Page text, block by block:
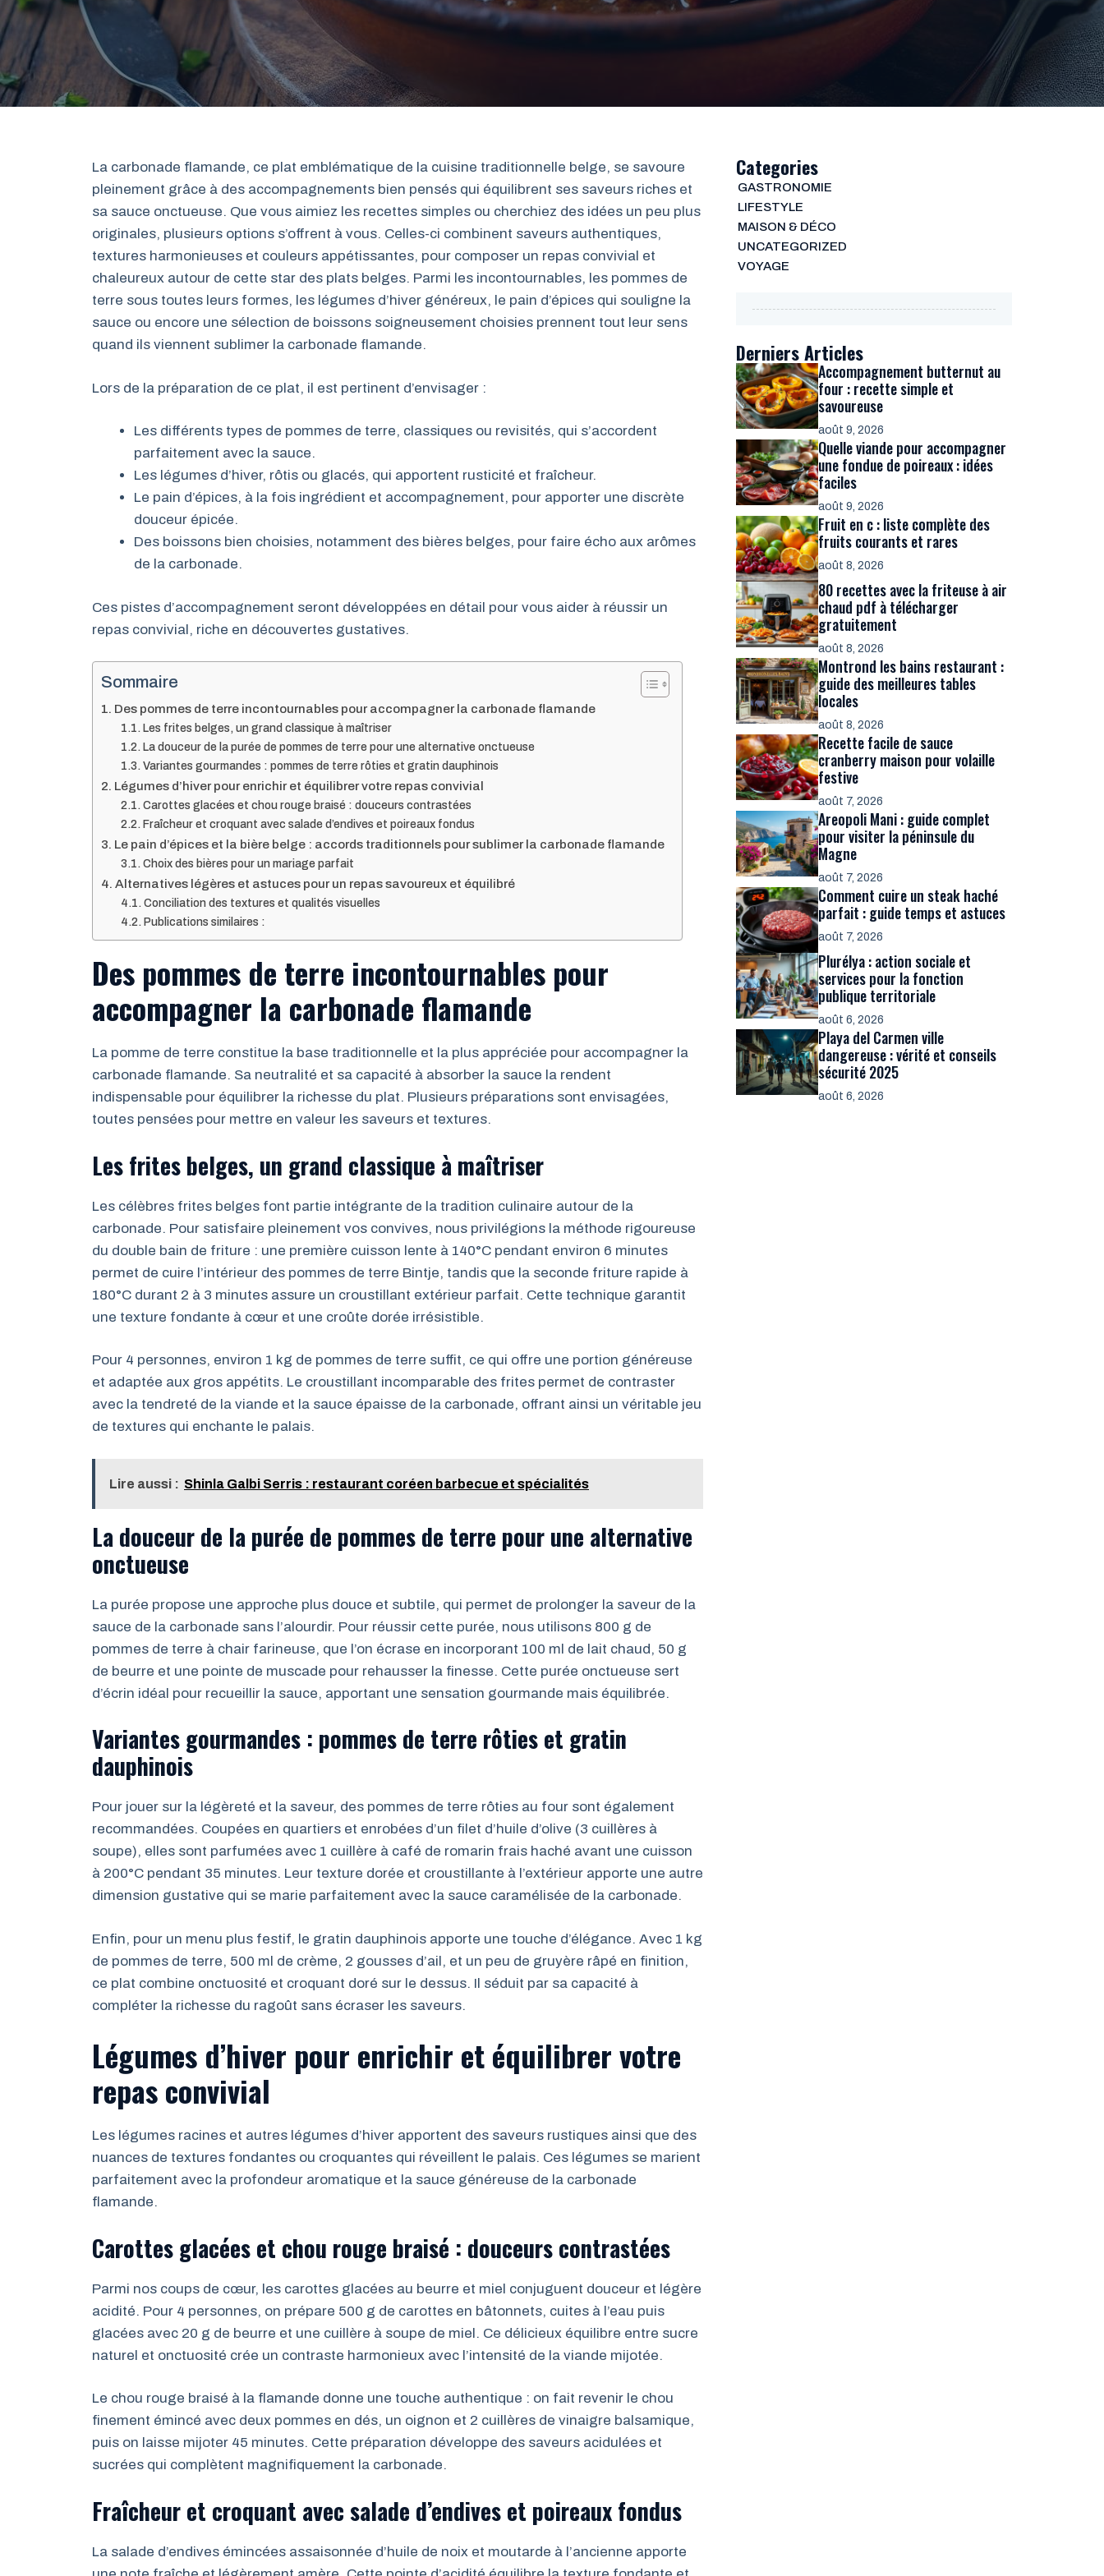
La carbonade flamande, ce plat emblématique de la cuisine traditionnelle belge, se savoure
pleinement grâce à des accompagnements bien pensés qui équilibrent ses saveurs riches et
sa sauce onctueuse. Que vous aimiez les recettes simples ou cherchiez des idées un peu plus
originales, plusieurs options s’offrent à vous. Celles-ci combinent saveurs authentiques,
textures harmonieuses et couleurs appétissantes, pour composer un repas convivial et
chaleureux autour de cette star des plats belges. Parmi les incontournables, les pommes de
terre sous toutes leurs formes, les légumes d’hiver généreux, le pain d’épices qui souligne la
sauce ou encore une sélection de boissons soigneusement choisies prennent tout leur sens
quand ils viennent sublimer la carbonade flamande.
Lors de la préparation de ce plat, il est pertinent d’envisager :
Les différents types de pommes de terre, classiques ou revisités, qui s’accordent
parfaitement avec la sauce.
Les légumes d’hiver, rôtis ou glacés, qui apportent rusticité et fraîcheur.
Le pain d’épices, à la fois ingrédient et accompagnement, pour apporter une discrète
douceur épicée.
Des boissons bien choisies, notamment des bières belges, pour faire écho aux arômes
de la carbonade.
Ces pistes d’accompagnement seront développées en détail pour vous aider à réussir un
repas convivial, riche en découvertes gustatives.
Sommaire
Des pommes de terre incontournables pour accompagner la carbonade flamande
Les frites belges, un grand classique à maîtriser
La douceur de la purée de pommes de terre pour une alternative onctueuse
Variantes gourmandes : pommes de terre rôties et gratin dauphinois
Légumes d’hiver pour enrichir et équilibrer votre repas convivial
Carottes glacées et chou rouge braisé : douceurs contrastées
Fraîcheur et croquant avec salade d’endives et poireaux fondus
Le pain d’épices et la bière belge : accords traditionnels pour sublimer la carbonade flamande
Choix des bières pour un mariage parfait
Alternatives légères et astuces pour un repas savoureux et équilibré
Conciliation des textures et qualités visuelles
Publications similaires :
Des pommes de terre incontournables pour
accompagner la carbonade flamande
La pomme de terre constitue la base traditionnelle et la plus appréciée pour accompagner la
carbonade flamande. Sa neutralité et sa capacité à absorber la sauce la rendent
indispensable pour équilibrer la richesse du plat. Plusieurs préparations sont envisagées,
toutes pensées pour mettre en valeur les saveurs et textures.
Les frites belges, un grand classique à maîtriser
Les célèbres frites belges font partie intégrante de la tradition culinaire autour de la
carbonade. Pour satisfaire pleinement vos convives, nous privilégions la méthode rigoureuse
du double bain de friture : une première cuisson lente à 140°C pendant environ 6 minutes
permet de cuire l’intérieur des pommes de terre Bintje, tandis que la seconde friture rapide à
180°C durant 2 à 3 minutes assure un croustillant extérieur parfait. Cette technique garantit
une texture fondante à cœur et une croûte dorée irrésistible.
Pour 4 personnes, environ 1 kg de pommes de terre suffit, ce qui offre une portion généreuse
et adaptée aux gros appétits. Le croustillant incomparable des frites permet de contraster
avec la tendreté de la viande et la sauce épaisse de la carbonade, offrant ainsi un véritable jeu
de textures qui enchante le palais.
Lire aussi : Shinla Galbi Serris : restaurant coréen barbecue et spécialités
La douceur de la purée de pommes de terre pour une alternative
onctueuse
La purée propose une approche plus douce et subtile, qui permet de prolonger la saveur de la
sauce de la carbonade sans l’alourdir. Pour réussir cette purée, nous utilisons 800 g de
pommes de terre à chair farineuse, que l’on écrase en incorporant 100 ml de lait chaud, 50 g
de beurre et une pointe de muscade pour rehausser la finesse. Cette purée onctueuse sert
d’écrin idéal pour recueillir la sauce, apportant une sensation gourmande mais équilibrée.
Variantes gourmandes : pommes de terre rôties et gratin
dauphinois
Pour jouer sur la légèreté et la saveur, des pommes de terre rôties au four sont également
recommandées. Coupées en quartiers et enrobées d’un filet d’huile d’olive (3 cuillères à
soupe), elles sont parfumées avec 1 cuillère à café de romarin frais haché avant une cuisson
à 200°C pendant 35 minutes. Leur texture dorée et croustillante à l’extérieur apporte une autre
dimension gustative qui se marie parfaitement avec la sauce caramélisée de la carbonade.
Enfin, pour un menu plus festif, le gratin dauphinois apporte une touche d’élégance. Avec 1 kg
de pommes de terre, 500 ml de crème, 2 gousses d’ail, et un peu de gruyère râpé en finition,
ce plat combine onctuosité et croquant doré sur le dessus. Il séduit par sa capacité à
compléter la richesse du ragoût sans écraser les saveurs.
Légumes d’hiver pour enrichir et équilibrer votre
repas convivial
Les légumes racines et autres légumes d’hiver apportent des saveurs rustiques ainsi que des
nuances de textures fondantes ou croquantes qui réveillent le palais. Ces légumes se marient
parfaitement avec la profondeur aromatique et la sauce généreuse de la carbonade
flamande.
Carottes glacées et chou rouge braisé : douceurs contrastées
Parmi nos coups de cœur, les carottes glacées au beurre et miel conjuguent douceur et légère
acidité. Pour 4 personnes, on prépare 500 g de carottes en bâtonnets, cuites à l’eau puis
glacées avec 20 g de beurre et une cuillère à soupe de miel. Ce délicieux équilibre entre sucre
naturel et onctuosité crée un contraste harmonieux avec l’intensité de la viande mijotée.
Le chou rouge braisé à la flamande donne une touche authentique : on fait revenir le chou
finement émincé avec deux pommes en dés, un oignon et 2 cuillères de vinaigre balsamique,
puis on laisse mijoter 45 minutes. Cette préparation développe des saveurs acidulées et
sucrées qui complètent magnifiquement la carbonade.
Fraîcheur et croquant avec salade d’endives et poireaux fondus
La salade d’endives émincées assaisonnée d’huile de noix et moutarde à l’ancienne apporte
Categories
GASTRONOMIE
LIFESTYLE
MAISON & DÉCO
UNCATEGORIZED
VOYAGE
Derniers Articles
Accompagnement butternut au
four : recette simple et
savoureuse
août 9, 2026
Quelle viande pour accompagner
une fondue de poireaux : idées
faciles
août 9, 2026
Fruit en c : liste complète des
fruits courants et rares
août 8, 2026
80 recettes avec la friteuse à air
chaud pdf à télécharger
gratuitement
août 8, 2026
Montrond les bains restaurant :
guide des meilleures tables
locales
août 8, 2026
Recette facile de sauce
cranberry maison pour volaille
festive
août 7, 2026
Areopoli Mani : guide complet
pour visiter la péninsule du
Magne
août 7, 2026
Comment cuire un steak haché
parfait : guide temps et astuces
août 7, 2026
Plurélya : action sociale et
services pour la fonction
publique territoriale
août 6, 2026
Playa del Carmen ville
dangereuse : vérité et conseils
sécurité 2025
août 6, 2026